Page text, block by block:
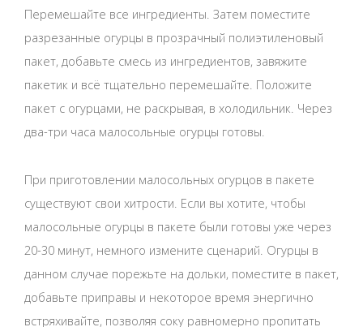
Перемешайте все ингредиенты. Затем поместите
разрезанные огурцы в прозрачный полиэтиленовый
пакет, добавьте смесь из ингредиентов, завяжите
пакетик и всё тщательно перемешайте. Положите
пакет с огурцами, не раскрывая, в холодильник. Через
два-три часа малосольные огурцы готовы.
При приготовлении малосольных огурцов в пакете
существуют свои хитрости. Если вы хотите, чтобы
малосольные огурцы в пакете были готовы уже через
20-30 минут, немного измените сценарий. Огурцы в
данном случае порежьте на дольки, поместите в пакет,
добавьте приправы и некоторое время энергично
встряхивайте, позволяя соку равномерно пропитать